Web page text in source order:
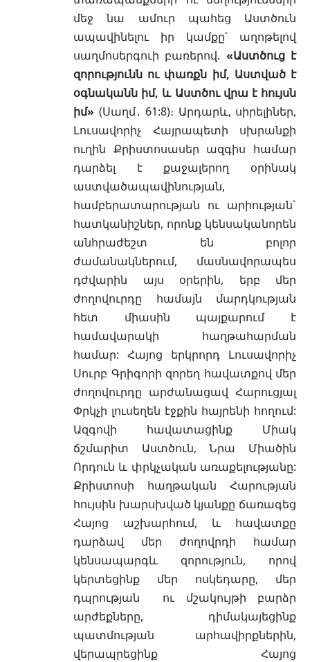
մեջ նա ամուր պահեց Աստծուն
ապավինելու իր կամքը՝ աղոթելով
սաղմոսերգուի բառերով. «Աստծուց է
զորությունն ու փառքն իմ, Աստված է
օգնականն իմ, և Աստծու վրա է հույսն
իմ» (Սաղմ․ 61:8)։ Արդարև, սիրելիներ,
Լուսավորիչ Հայրապետի սխրանքի
ուղին Քրիստոսասեր ազգիս համար
դարձել է քաջալերող օրինակ
աստվածապավինության,
համբերատարության ու արիության`
հատկանիշներ, որոնք կենսականորեն
անհրաժեշտ են բոլոր
ժամանակներում, մասնավորապես
դժվարին այս օրերին, երբ մեր
ժողովուրդը համայն մարդկության
հետ միասին պայքարում է
համավարակի հաղթահարման
համար: Հայոց երկրորդ Լուսավորիչ
Սուրբ Գրիգորի զորեղ հավատքով մեր
ժողովուրդը արժանացավ Հարուցյալ
Փրկչի լուսեղեն էջքին հայրենի հողում:
Ազգովի հավատացինք Միակ
ճշմարիտ Աստծուն, Նրա Միածին
Որդուն և փրկչական առաքելությանը:
Քրիստոսի հաղթական Հարության
հույսին խարսխված կյանքը ճառագեց
Հայոց աշխարհում, և հավատքը
դարձավ մեր ժողովրդի համար
կենսապարգև զորություն, որով
կերտեցինք մեր ոսկեդարը, մեր
դպրության ու մշակույթի բարձր
արժեքները, դիմակայեցինք
պատմության արհավիրքներին,
վերապրեցինք Հայոց